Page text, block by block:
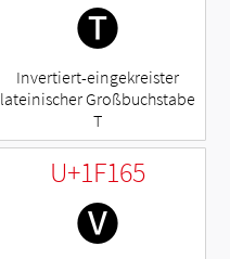
🅣
Invertiert-eingekreister
lateinischer Großbuchstabe
T
U+1F165
🅥